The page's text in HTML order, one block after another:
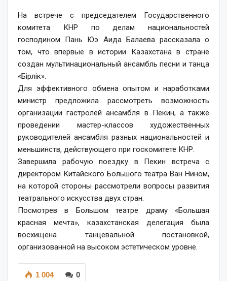
На встрече с председателем Государственного
комитета КНР по делам национальностей
господином Пань Юэ Аида Балаева рассказала о
том, что впервые в истории Казахстана в стране
создан мультинациональный ансамбль песни и танца
«Бірлік».
Для эффективного обмена опытом и наработками
министр предложила рассмотреть возможность
организации гастролей ансамбля в Пекин, а также
проведении мастер-классов художественных
руководителей ансамбля разных национальностей и
меньшинств, действующего при госкомитете КНР.
Завершила рабочую поездку в Пекин встреча с
директором Китайского Большого театра Ван Нином,
на которой стороны рассмотрели вопросы развития
театрального искусства двух стран.
Посмотрев в Большом театре драму «Большая
красная мечта», казахстанская делегация была
восхищена танцевальной постановкой,
организованной на высоком эстетическом уровне.
0
1 004